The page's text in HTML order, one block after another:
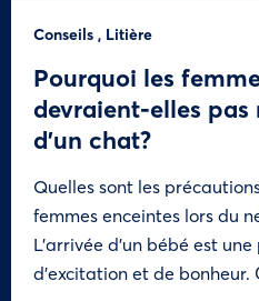
Conseils , Litière
Pourquoi les
devraient-elles
d’un chat?
Quelles sont les
femmes enceintes lors du
L’arrivée d’un bébé est
d’excitation et de bonheur.